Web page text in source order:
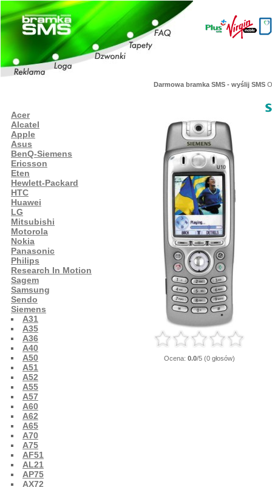
Darmowa bramka SMS - wyślij SMS
Acer
Alcatel
Apple
Asus
BenQ-Siemens
Ericsson
Eten
Hewlett-Packard
HTC
Huawei
LG
Mitsubishi
Motorola
Nokia
Panasonic
Philips
Research In Motion
Sagem
Samsung
Sendo
Siemens
A31
A35
A36
A40
A50
A51
A52
A55
A57
A60
A62
A65
A70
A75
AF51
AL21
AP75
AX72
Ocena: 0.0/5 (0 głosów)